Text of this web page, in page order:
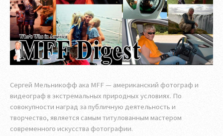
Сергей Мельникофф ака MFF — американский фотограф и
видеограф в экстремальных природных условиях. По
совокупности наград за публичную деятельность и
творчество, является самым титулованным мастером
современного искусства фотографии.